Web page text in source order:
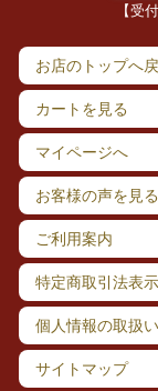
【受
お店のトップへ
カートを見る
マイページへ
お客様の声を見る
ご利用案内
特定商取引法表示
個人情報の取扱い
サイトマップ